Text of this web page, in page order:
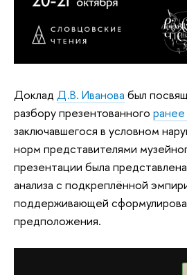
Доклад Д.В. Иванова был
разбору презентованного ранее
заключавшегося в условном
норм представителями
презентации была
анализа с подкреплённой
поддерживающей
предположения.